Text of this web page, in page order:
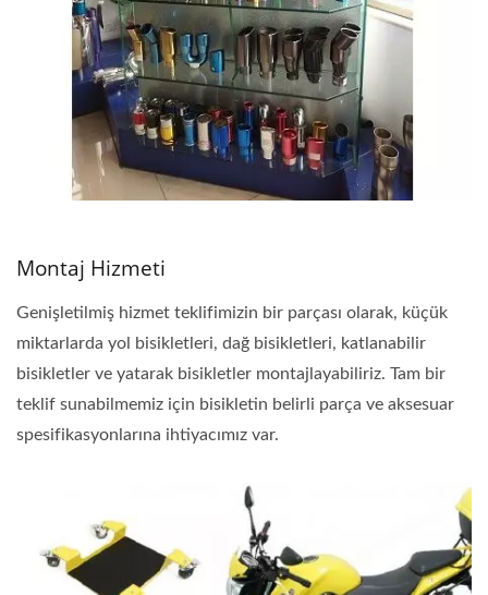
Montaj Hizmeti
Genişletilmiş hizmet teklifimizin bir parçası olarak, küçük
miktarlarda yol bisikletleri, dağ bisikletleri, katlanabilir
bisikletler ve yatarak bisikletler montajlayabiliriz. Tam bir
teklif sunabilmemiz için bisikletin belirli parça ve aksesuar
spesifikasyonlarına ihtiyacımız var.